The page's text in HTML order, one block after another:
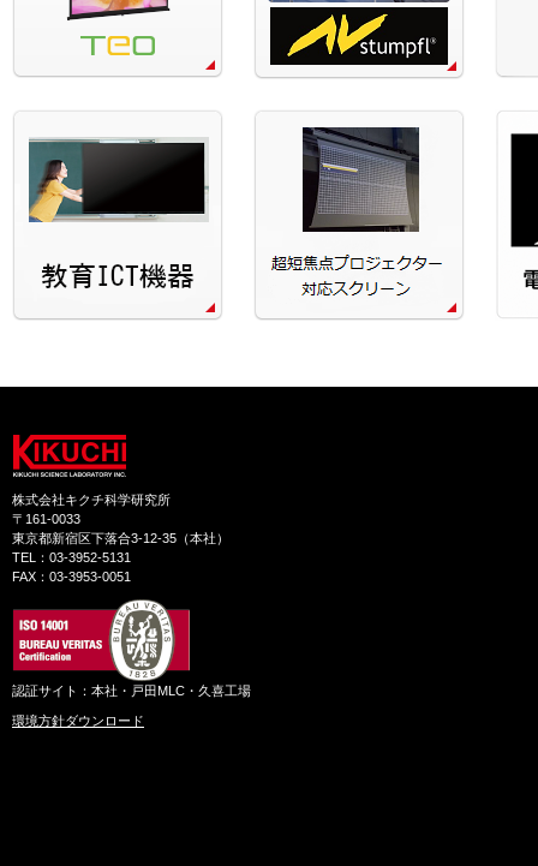
株式会社キクチ科学研究所
〒161-0033
東京都新宿区下落合3-12-35（本社）
TEL：03-3952-5131
FAX：03-3953-0051
認証サイト：本社・戸田MLC・久喜工場
環境方針ダウンロード